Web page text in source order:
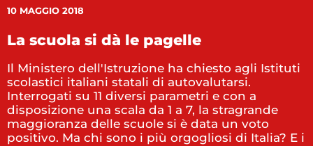
10 MAGGIO 2018
La scuola si dà le pagelle
Il Ministero dell'Istruzione ha chiesto agli Istituti
scolastici italiani statali di autovalutarsi.
Interrogati su 11 diversi parametri e con a
disposizione una scala da 1 a 7, la stragrande
maggioranza delle scuole si è data un voto
positivo. Ma chi sono i più orgogliosi di Italia? E i